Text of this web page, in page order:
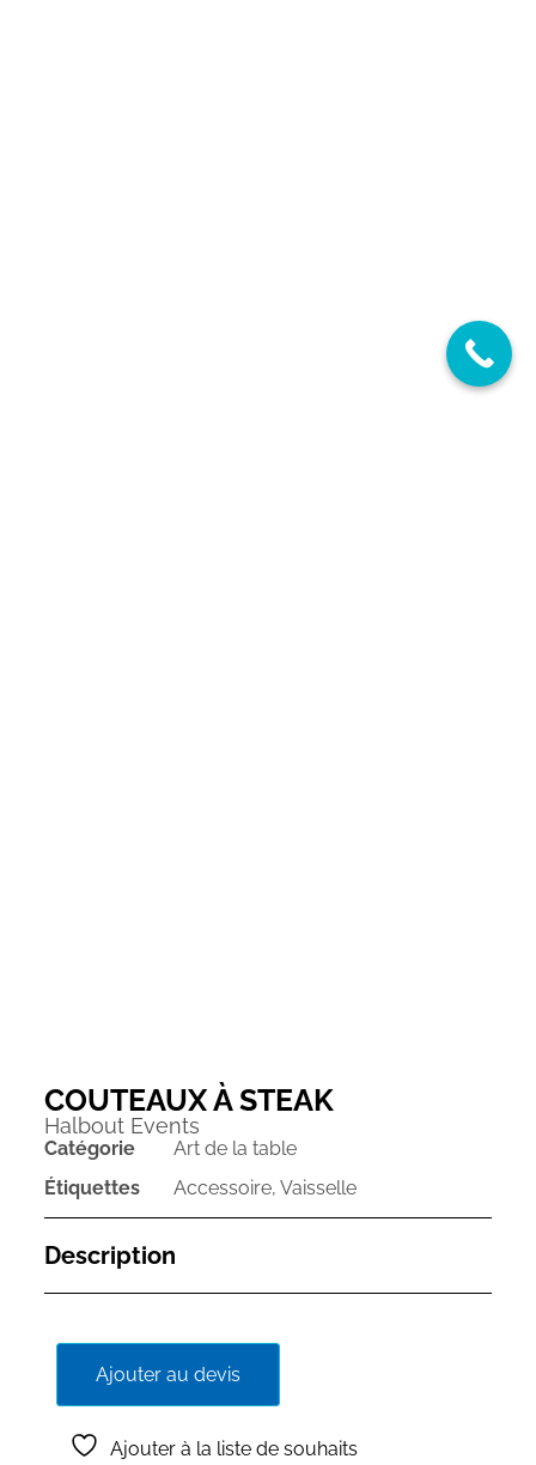
COUTEAUX À STEAK
Halbout Events
Catégorie
Art de la table
Étiquettes
Accessoire, Vaisselle
Description
Ajouter au devis
Ajouter à la liste de souhaits